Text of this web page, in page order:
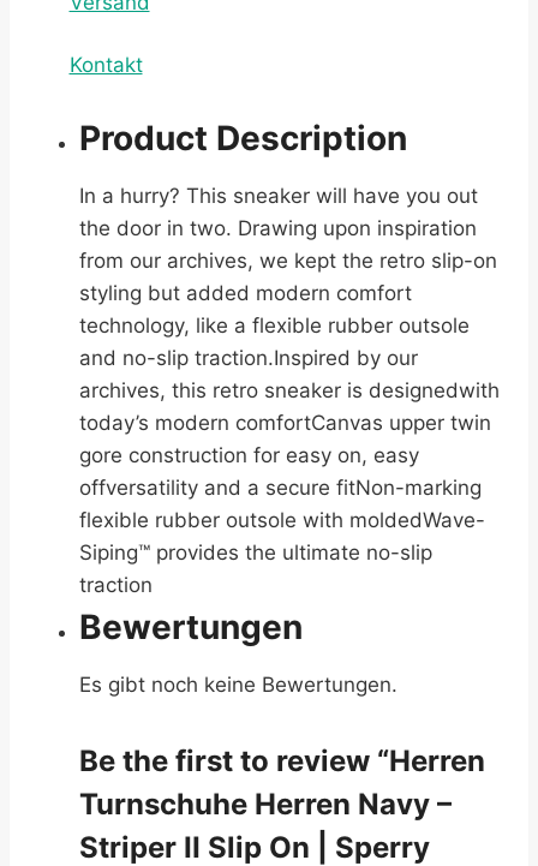
Kontakt
Product Description
In a hurry? This sneaker will have you out
the door in two. Drawing upon inspiration
from our archives, we kept the retro slip-on
styling but added modern comfort
technology, like a flexible rubber outsole
and no-slip traction.Inspired by our
archives, this retro sneaker is designedwith
today’s modern comfortCanvas upper twin
gore construction for easy on, easy
offversatility and a secure fitNon-marking
flexible rubber outsole with moldedWave-
Siping™ provides the ultimate no-slip
traction
Bewertungen
Es gibt noch keine Bewertungen.
Be the first to review “Herren
Turnschuhe Herren Navy –
Striper II Slip On | Sperry